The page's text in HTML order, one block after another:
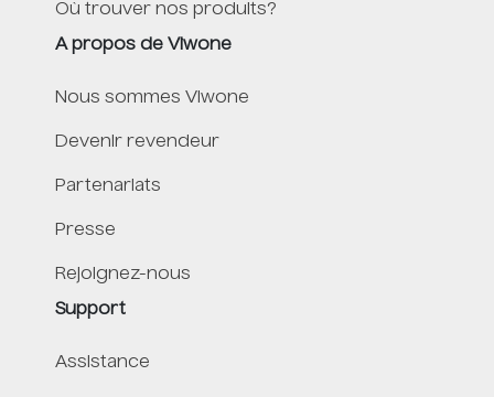
Où trouver nos produits?
A propos de Viwone
Nous sommes Viwone
Devenir revendeur
Partenariats
Presse
Rejoignez-nous
Support
Assistance